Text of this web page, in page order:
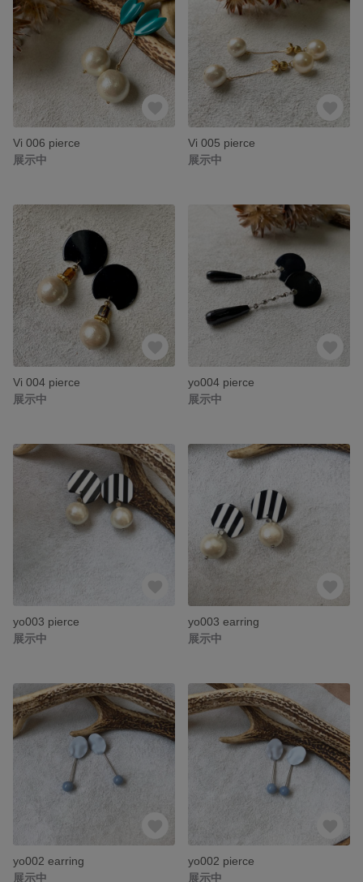
Vi 006 pierce
展示中
Vi 005 pierce
展示中
Vi 004 pierce
展示中
yo004 pierce
展示中
yo003 pierce
展示中
yo003 earring
展示中
yo002 earring
展示中
yo002 pierce
展示中